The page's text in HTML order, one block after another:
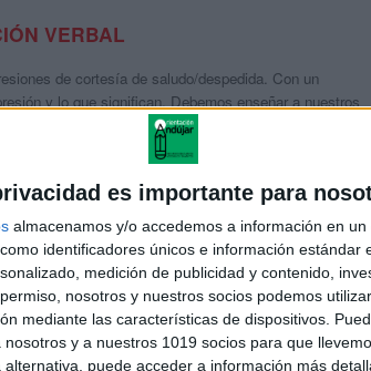
es importante para
almacenamos y/o accedemos a información en
identificadores únicos e información estándar
medición de publicidad y contenido,
nosotros y nuestros socios podemos
mediante las características de dispositivos.
y a nuestros 1019 socios para que
puede acceder a información más
VERBAL
de cortesía de saludo/despedida. Con un
y lo que significan. Debemos enseñar a nuestros
compañeros de clase. Los alumnos tomarán
y que cada niño tiene unas cualidades diferentes.
de valorar los aspectos positivos de las personas.
es
que les gusta y lo que no les gusta. A través de un